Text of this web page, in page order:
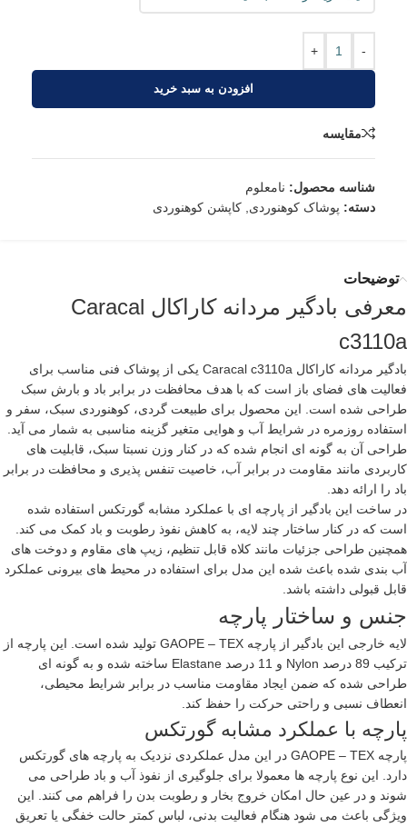
-
+
افزودن به سبد خرید
مقایسه
شناسه محصول: نامعلوم
دسته: پوشاک کوهنوردی کاپشن کوهنوردی
توضیحات
معرفی بادگیر مردانه کاراکال Caracal
c3110a
بادگیر مردانه کاراکال Caracal c3110a یکی از پوشاک فنی مناسب برای
فعالیت های فضای باز است که با هدف محافظت در برابر باد و بارش سبک
طراحی شده است. این محصول برای طبیعت گردی، کوهنوردی سبک، سفر و
استفاده روزمره در شرایط آب و هوایی متغیر گزینه مناسبی به شمار می آید.
طراحی آن به گونه ای انجام شده که در کنار وزن نسبتا سبک، قابلیت های
کاربردی مانند مقاومت در برابر آب، خاصیت تنفس پذیری و محافظت در برابر
باد را ارائه دهد.
در ساخت این بادگیر از پارچه ای با عملکرد مشابه گورتکس استفاده شده
است که در کنار ساختار چند لایه، به کاهش نفوذ رطوبت و باد کمک می کند.
همچنین طراحی جزئیات مانند کلاه قابل تنظیم، زیپ های مقاوم و دوخت های
آب بندی شده باعث شده این مدل برای استفاده در محیط های بیرونی عملکرد
قابل قبولی داشته باشد.
جنس و ساختار پارچه
لایه خارجی این بادگیر از پارچه GAOPE – TEX تولید شده است. این پارچه از
ترکیب 89 درصد Nylon و 11 درصد Elastane ساخته شده و به گونه ای
طراحی شده که ضمن ایجاد مقاومت مناسب در برابر شرایط محیطی،
انعطاف نسبی و راحتی حرکت را حفظ کند.
پارچه با عملکرد مشابه گورتکس
پارچه GAOPE – TEX در این مدل عملکردی نزدیک به پارچه های گورتکس
دارد. این نوع پارچه ها معمولا برای جلوگیری از نفوذ آب و باد طراحی می
شوند و در عین حال امکان خروج بخار و رطوبت بدن را فراهم می کنند. این
ویژگی باعث می شود هنگام فعالیت بدنی، لباس کمتر حالت خفگی یا تعریق